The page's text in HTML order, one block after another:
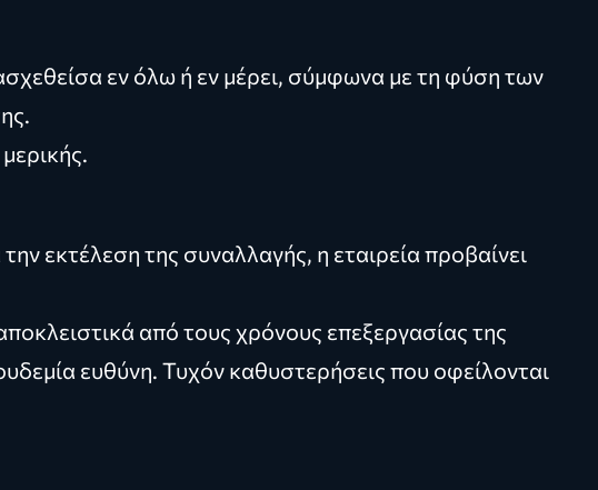
εν όλω ή εν μέρει, σύμφωνα με τη φύση των
εκτέλεση της συναλλαγής, η εταιρεία προβαίνει
από τους χρόνους επεξεργασίας της
ευθύνη. Τυχόν καθυστερήσεις που οφείλονται